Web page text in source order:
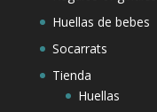
Huellas de bebes
Socarrats
Tienda
Huellas